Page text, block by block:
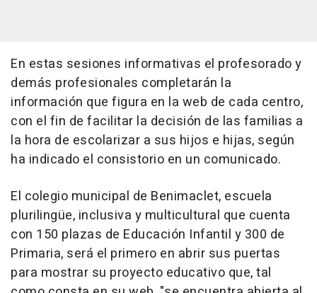
En estas sesiones informativas el profesorado y
demás profesionales completarán la
información que figura en la web de cada centro,
con el fin de facilitar la decisión de las familias a
la hora de escolarizar a sus hijos e hijas, según
ha indicado el consistorio en un comunicado.
El colegio municipal de Benimaclet, escuela
plurilingüe, inclusiva y multicultural que cuenta
con 150 plazas de Educación Infantil y 300 de
Primaria, será el primero en abrir sus puertas
para mostrar su proyecto educativo que, tal